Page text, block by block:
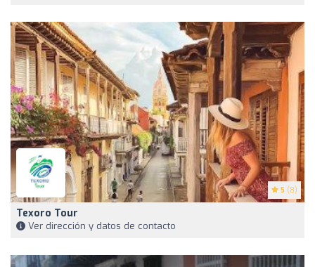
5 (8)
Texoro Tour
Ver dirección y datos de contacto